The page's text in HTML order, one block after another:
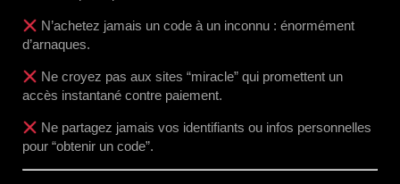
N’achetez jamais un code à un inconnu : énormément
d’arnaques.
Ne croyez pas aux sites “miracle” qui promettent un
accès instantané contre paiement.
Ne partagez jamais vos identifiants ou infos personnelles
pour “obtenir un code”.